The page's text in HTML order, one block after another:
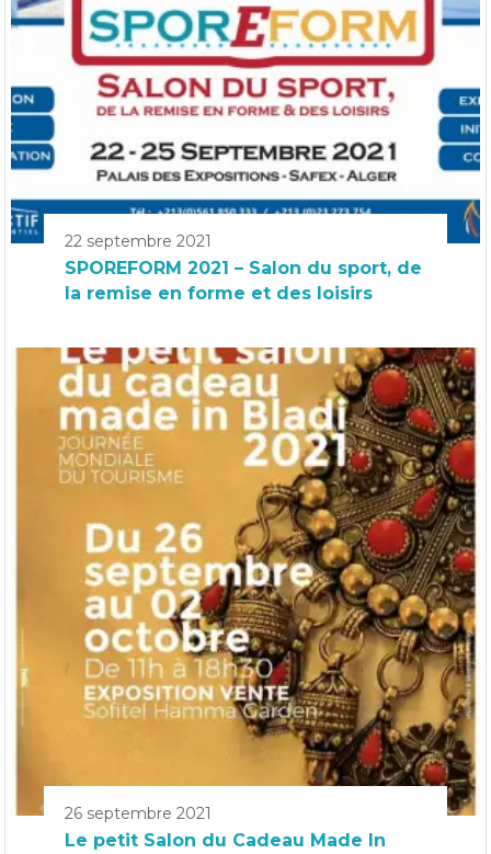
22 septembre 2021
SPOREFORM 2021 – Salon du sport, de
la remise en forme et des loisirs
26 septembre 2021
Le petit Salon du Cadeau Made In